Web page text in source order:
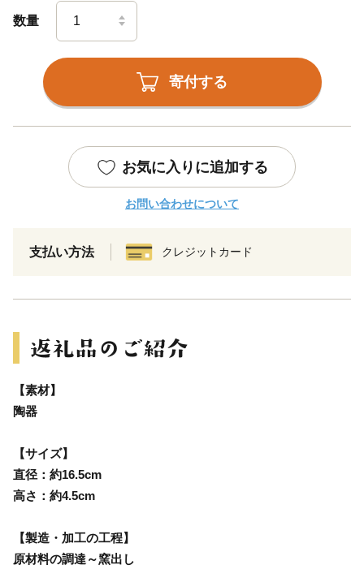
数量
寄付する
お気に入りに追加する
お問い合わせについて
支払い方法 クレジットカード
【素材】
陶器
【サイズ】
直径：約16.5cm
高さ：約4.5cm
【製造・加工の工程】
原材料の調達～窯出し